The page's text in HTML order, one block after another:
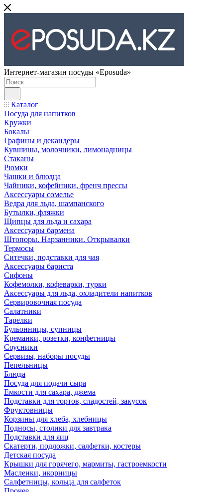
Интернет-магазин посуды «Eposuda»
Каталог
Посуда для напитков
Кружки
Бокалы
Графины и декандеры
Кувшины, молочники, лимонадницы
Стаканы
Рюмки
Чашки и блюдца
Чайники, кофейники, френч прессы
Аксессуары сомелье
Ведра для льда, шампанского
Бутылки, фляжки
Щипцы для льда и сахара
Аксессуары бармена
Штопоры. Нарзанники. Открывалки
Термосы
Ситечки, подставки для чая
Аксессуары бариста
Сифоны
Кофемолки, кофеварки, турки
Аксессуары для льда, охладители напитков
Сервировочная посуда
Салатники
Тарелки
Бульонницы, супницы
Креманки, розетки, конфетницы
Соусники
Сервизы, наборы посуды
Пепельницы
Блюда
Посуда для подачи сыра
Емкости для сахара, джема
Подставки для тортов, сладостей, закусок
Фруктовницы
Корзины для хлеба, хлебницы
Подносы, столики для завтрака
Подставки для яиц
Скатерти, подложки, салфетки, костеры
Детская посуда
Крышки для горячего, мармиты, гастроемкости
Масленки, икорницы
Салфетницы, кольца для салфеток